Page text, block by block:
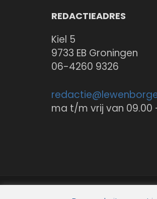
REDACTIEADRES
Kiel 5
9733 EB Groningen
06-4260 9326
redactie@
ma t/m vrij van 09.00